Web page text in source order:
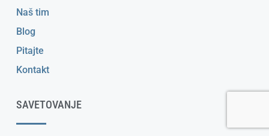
Naš tim
Blog
Pitajte
Kontakt
SAVETOVANJE